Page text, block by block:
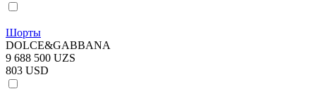
Шорты
DOLCE&GABBANA
9 688 500 UZS
803 USD